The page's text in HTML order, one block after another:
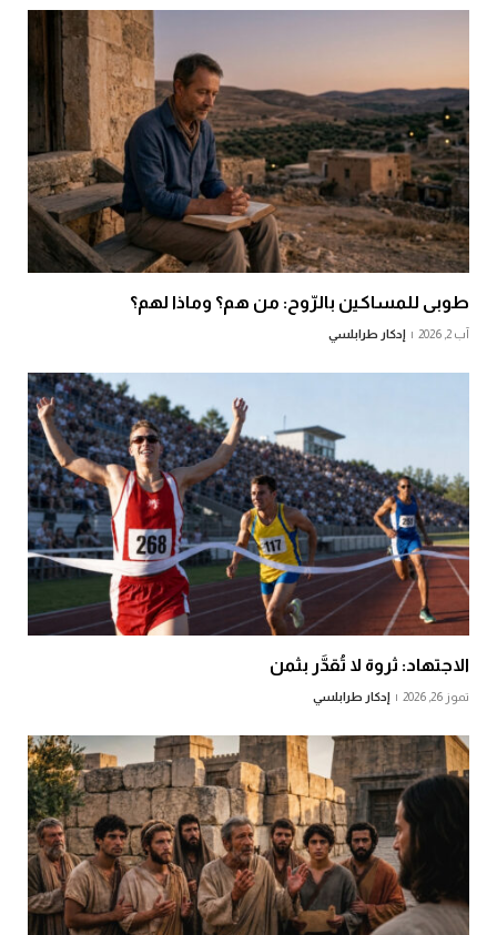
طوبى للمساكين بالرّوح: من هم؟ وماذا لهم؟
آب 2, 2026 إدكار طرابلسي
الاجتهاد: ثروة لا تُقدَّر بثمن
تموز 26, 2026 إدكار طرابلسي